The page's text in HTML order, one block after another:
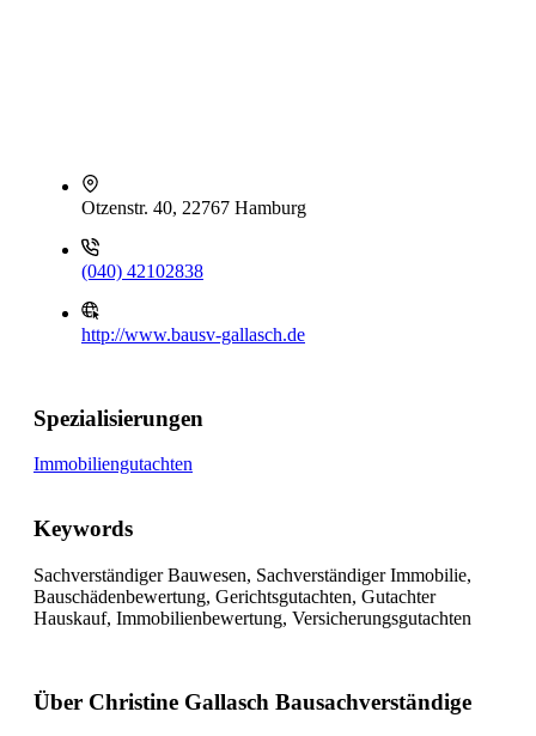
Otzenstr. 40, 22767 Hamburg
(040) 42102838
http://www.bausv-gallasch.de
Spezialisierungen
Immobiliengutachten
Keywords
Sachverständiger Bauwesen, Sachverständiger Immobilie,
Bauschädenbewertung, Gerichtsgutachten, Gutachter
Hauskauf, Immobilienbewertung, Versicherungsgutachten
Über Christine Gallasch Bausachverständige